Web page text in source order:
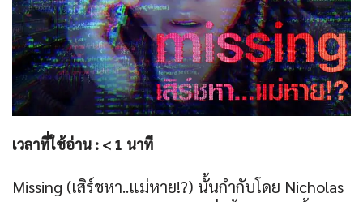
เวลาที่ใช้อ่าน : < 1 นาที
Missing (เสิร์ชหา..แม่หาย!?) นั้นกำกับโดย Nicholas